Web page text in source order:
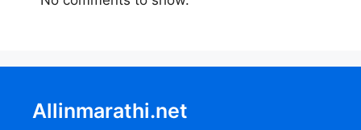
Allinmarathi.net